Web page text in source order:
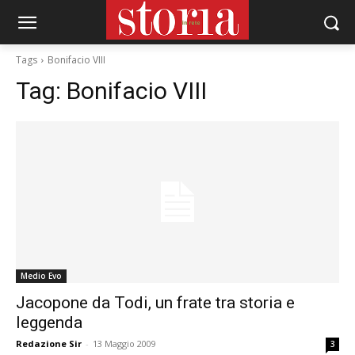
Tags Bonifacio VIII
Tag: Bonifacio VIII
Medio Evo
Jacopone da Todi, un frate tra storia e
leggenda
Redazione Sir - 13 Maggio 2009 3